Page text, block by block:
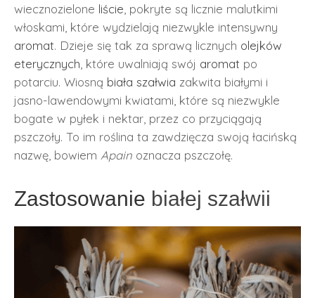
wiecznozielone liście , pokryte są licznie malutkimi
włoskami, które wydzielają niezwykle intensywny
aromat. Dzieje się tak za sprawą licznych olejków
eterycznych , które uwalniają swój aromat po
potarciu. Wiosną biała szałwia zakwita białymi i
jasno-lawendowymi kwiatami, które są niezwykle
bogate w pyłek i nektar, przez co przyciągają
pszczoły. To im roślina ta zawdzięcza swoją łacińską
nazwę, bowiem Apain oznacza pszczołę.
Zastosowanie białej szałwii